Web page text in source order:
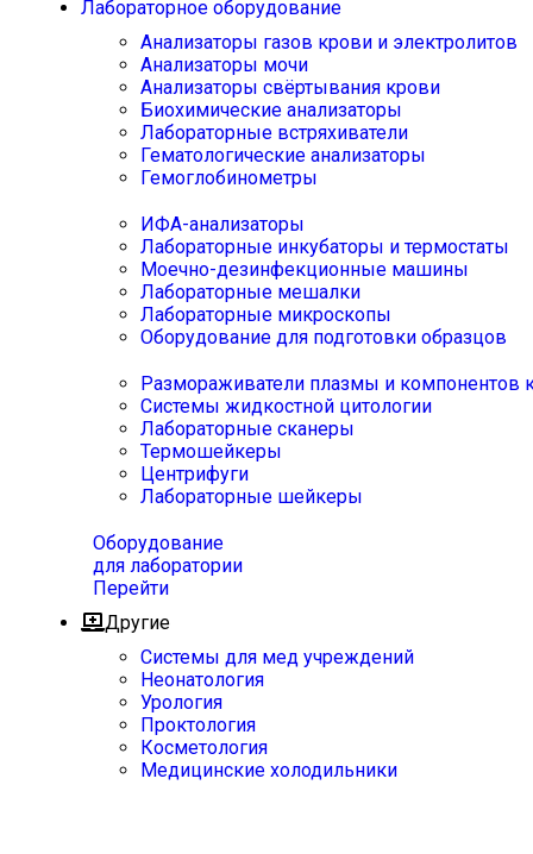
Лабораторное оборудование
Анализаторы газов крови и электролитов
Анализаторы мочи
Анализаторы свёртывания крови
Биохимические анализаторы
Лабораторные встряхиватели
Гематологические анализаторы
Гемоглобинометры
ИФА-анализаторы
Лабораторные инкубаторы и термостаты
Моечно-дезинфекционные машины
Лабораторные мешалки
Лабораторные микроскопы
Оборудование для подготовки образцов
Размораживатели плазмы и компонентов
Системы жидкостной цитологии
Лабораторные сканеры
Термошейкеры
Центрифуги
Лабораторные шейкеры
Оборудование
для лаборатории
Перейти
Другие
Системы для мед учреждений
Неонатология
Урология
Проктология
Косметология
Медицинские холодильники